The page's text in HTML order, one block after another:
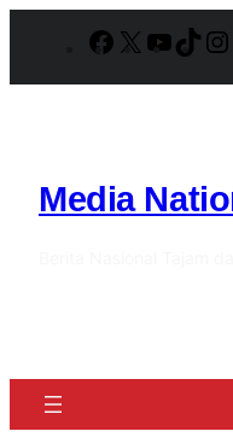
konten
Facebook
X
Media